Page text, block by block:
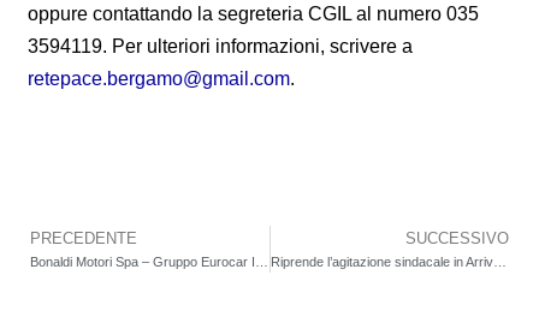
oppure contattando la segreteria CGIL al numero 035
3594119. Per ulteriori informazioni, scrivere a
retepace.bergamo@gmail.com.
Precedente
PRECEDENTE SUCCESSIVO
Riprende l’agitazione sindacale in Arriva Italia. Integrativo assente da oltre 8 anni. “Comportamenti inaccettabili da parte dell’azienda di trasporto”